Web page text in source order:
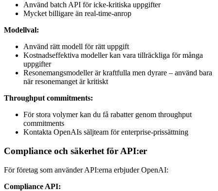
Använd batch API för icke-kritiska uppgifter
Mycket billigare än real-time-anrop
Modellval:
Använd rätt modell för rätt uppgift
Kostnadseffektiva modeller kan vara tillräckliga för många
uppgifter
Resonemangsmodeller är kraftfulla men dyrare – använd bara
när resonemanget är kritiskt
Throughput commitments:
För stora volymer kan du få rabatter genom throughput
commitments
Kontakta OpenAIs säljteam för enterprise-prissättning
Compliance och säkerhet för API:er
För företag som använder API:erna erbjuder OpenAI:
Compliance API: